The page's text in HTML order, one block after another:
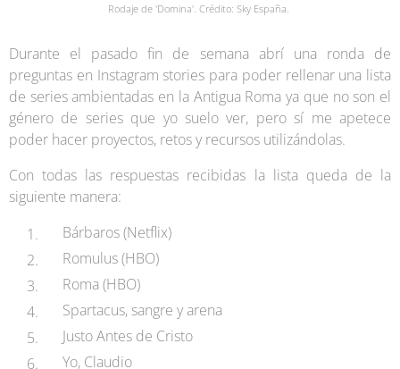
Rodaje de 'Domina'. Crédito: Sky España.
Durante el pasado fin de semana abrí una ronda de
preguntas en Instagram stories para poder rellenar una lista
de series ambientadas en la Antigua Roma ya que no son el
género de series que yo suelo ver, pero sí me apetece
poder hacer proyectos, retos y recursos utilizándolas.
Con todas las respuestas recibidas la lista queda de la
siguiente manera:
Bárbaros (Netflix)
Romulus (HBO)
Roma (HBO)
Spartacus, sangre y arena
Justo Antes de Cristo
Yo, Claudio